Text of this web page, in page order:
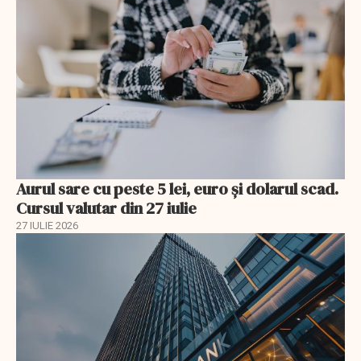
Aurul sare cu peste 5 lei, euro și dolarul scad.
Cursul valutar din 27 iulie
27 IULIE 2026